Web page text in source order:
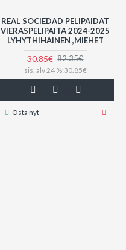
REAL SOCIEDAD PELIPAIDAT
VIERASPELIPAITA 2024-2025
LYHYTHIHAINEN ,MIEHET
30.85€ 82.35€
sis. alv 24 %:30.85€
Osta nyt